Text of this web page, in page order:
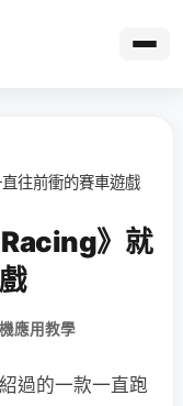
往前衝的賽車遊戲
》就
應用教學
過的一款一直跑